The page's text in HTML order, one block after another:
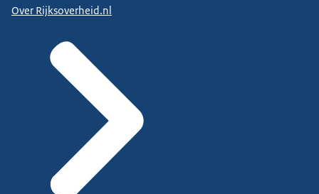
Over Rijksoverheid.nl